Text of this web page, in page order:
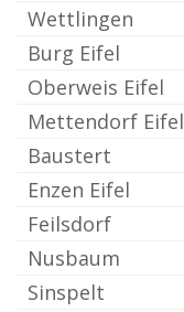
Wettlingen
Burg Eifel
Oberweis Eifel
Mettendorf Eifel
Baustert
Enzen Eifel
Feilsdorf
Nusbaum
Sinspelt